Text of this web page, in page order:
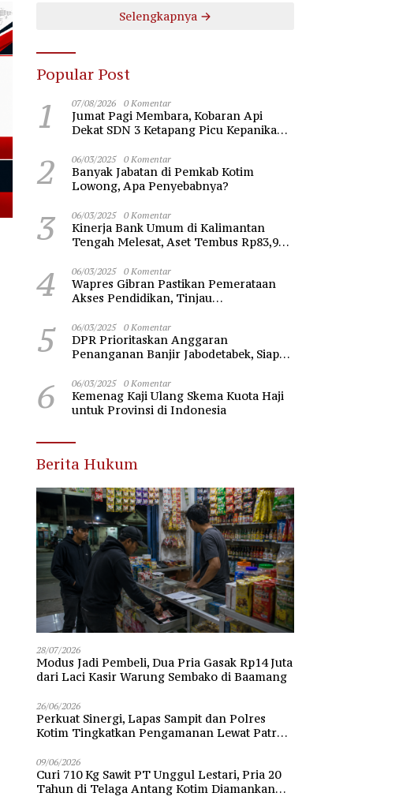
Selengkapnya
Popular Post
1 07/08/2026 0 Komentar
Jumat Pagi Membara, Kobaran Api
Dekat SDN 3 Ketapang Picu Kepanikan
2 06/03/2025 0 Komentar
Banyak Jabatan di Pemkab Kotim
Lowong, Apa Penyebabnya?
3 06/03/2025 0 Komentar
Kinerja Bank Umum di Kalimantan
Tengah Melesat, Aset Tembus Rp83,98
4 06/03/2025 0 Komentar
Wapres Gibran Pastikan Pemerataan
Akses Pendidikan, Tinjau
Nawawi Banten
5 06/03/2025 0 Komentar
DPR Prioritaskan Anggaran
Penanganan Banjir Jabodetabek, Siap
6 06/03/2025 0 Komentar
Kemenag Kaji Ulang Skema Kuota Haji
untuk Provinsi di Indonesia
Berita Hukum
28/07/2026
Modus Jadi Pembeli, Dua Pria Gasak Rp14 Juta
dari Laci Kasir Warung Sembako di Baamang
26/06/2026
Perkuat Sinergi, Lapas Sampit dan Polres
Kotim Tingkatkan Pengamanan Lewat Patroli
09/06/2026
Curi 710 Kg Sawit PT Unggul Lestari, Pria 20
Tahun di Telaga Antang Kotim Diamankan